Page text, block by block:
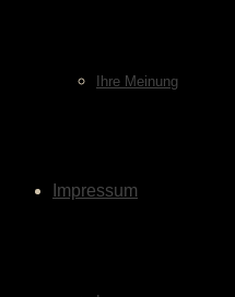
Ihre Meinung
Impressum